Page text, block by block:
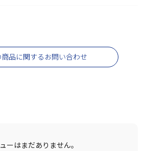
商品に関するお問い合わせ
ーはまだありません。